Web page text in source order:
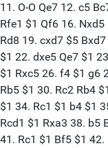
11. O-O Qe7 12. c5
Rfe1 $1 Qf6 16.
Rd8 19. cxd7 $5
$1 22. dxe5 Qe7 $1
$1 Rxc5 26. f4 $1 g6
Rb5 $1 30. Rc2 Rb4
$1 34. Rc1 $1 b4 $1
Rcd1 $1 Rxa3 38. b5
41. Rc1 $1 Bf5 $1